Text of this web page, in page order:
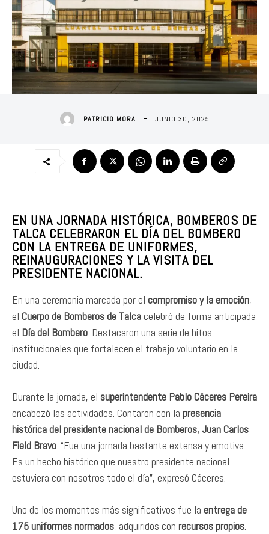
PATRICIO MORA JUNIO 30, 2025
EN UNA JORNADA HISTÓRICA, BOMBEROS DE
TALCA CELEBRARON EL DÍA DEL BOMBERO
CON LA ENTREGA DE UNIFORMES,
REINAUGURACIONES Y LA VISITA DEL
PRESIDENTE NACIONAL.
En una ceremonia marcada por el compromiso y la emoción,
el Cuerpo de Bomberos de Talcacelebró de forma anticipada
el Día del Bombero. Destacaron una serie de hitos
institucionales que fortalecen el trabajo voluntario en la
ciudad.
Durante la jornada, el superintendente Pablo Cáceres Pereira
encabezó las actividades. Contaron con la presencia
histórica del presidente nacional de Bomberos, Juan Carlos
Field Bravo. “Fue una jornada bastante extensa y emotiva.
Es un hecho histórico que nuestro presidente nacional
estuviera con nosotros todo el día”, expresó Cáceres.
Uno de los momentos más significativos fue la entrega de
175 uniformes normados, adquiridos con recursos propios.